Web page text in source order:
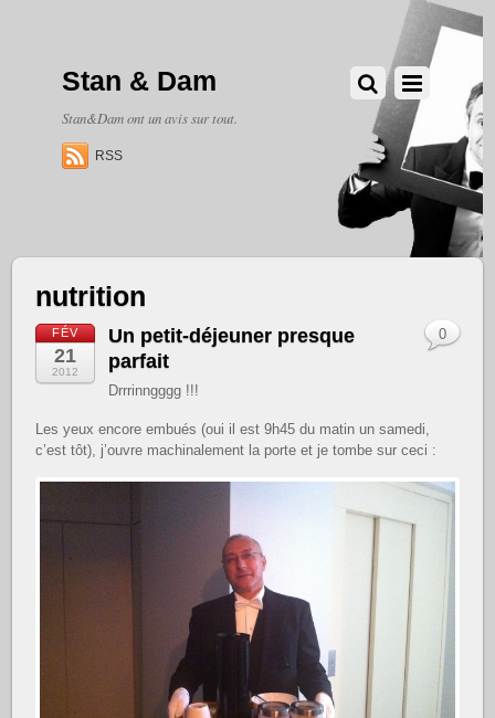
Stan & Dam
Stan&Dam ont un avis sur tout.
RSS
nutrition
FÉV
21
2012
Un petit-déjeuner presque
parfait
Drrrinngggg !!!
Les yeux encore embués (oui il est 9h45 du matin un samedi,
c’est tôt), j’ouvre machinalement la porte et je tombe sur ceci :
0